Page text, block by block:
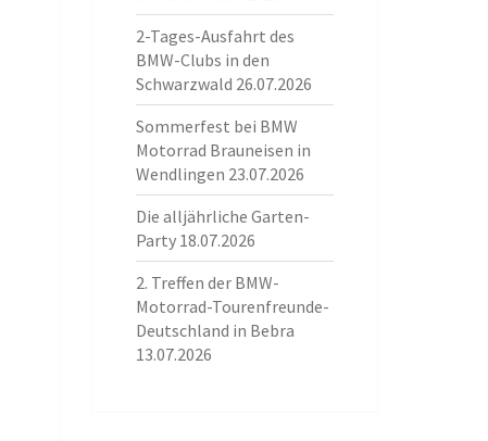
2-Tages-Ausfahrt des
BMW-Clubs in den
Schwarzwald 26.07.2026
Sommerfest bei BMW
Motorrad Brauneisen in
Wendlingen 23.07.2026
Die alljährliche Garten-
Party 18.07.2026
2. Treffen der BMW-
Motorrad-Tourenfreunde-
Deutschland in Bebra
13.07.2026